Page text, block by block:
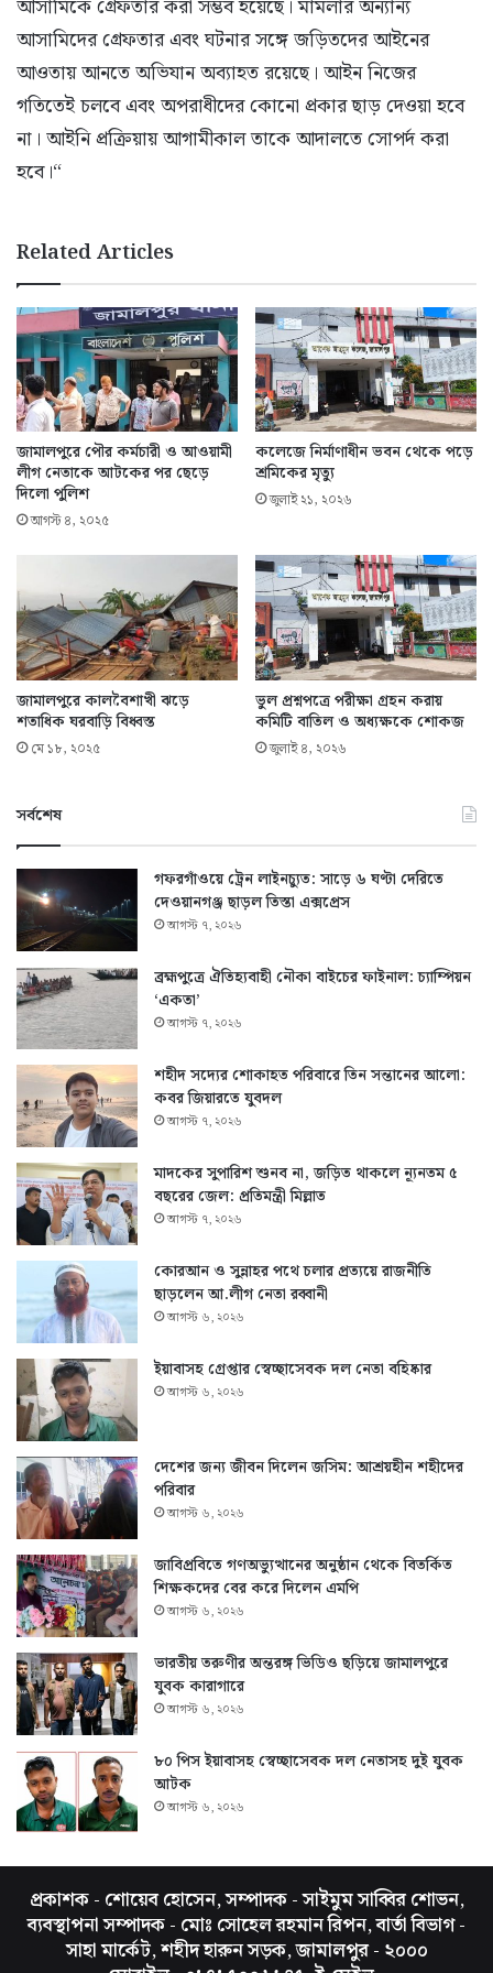
আসামিকে গ্রেফতার করা সম্ভব হয়েছে। মামলার অন্যান্য
আসামিদের গ্রেফতার এবং ঘটনার সঙ্গে জড়িতদের আইনের
আওতায় আনতে অভিযান অব্যাহত রয়েছে। আইন নিজের
গতিতেই চলবে এবং অপরাধীদের কোনো প্রকার ছাড় দেওয়া হবে
না। আইনি প্রক্রিয়ায় আগামীকাল তাকে আদালতে সোপর্দ করা
হবে।“
Related Articles
জামালপুরে পৌর কর্মচারী ও আওয়ামী
লীগ নেতাকে আটকের পর ছেড়ে
দিলো পুলিশ
আগস্ট ৪, ২০২৫
কলেজে নির্মাণাধীন ভবন থেকে পড়ে
শ্রমিকের মৃত্যু
জুলাই ২১, ২০২৬
জামালপুরে কালবৈশাখী ঝড়ে
শতাধিক ঘরবাড়ি বিধ্বস্ত
মে ১৮, ২০২৫
ভুল প্রশ্নপত্রে পরীক্ষা গ্রহন করায়
কমিটি বাতিল ও অধ্যক্ষকে শোকজ
জুলাই ৪, ২০২৬
সর্বশেষ
গফরগাঁওয়ে ট্রেন লাইনচ্যুত: সাড়ে ৬ ঘণ্টা দেরিতে
দেওয়ানগঞ্জ ছাড়ল তিস্তা এক্সপ্রেস
আগস্ট ৭, ২০২৬
ব্রহ্মপুত্রে ঐতিহ্যবাহী নৌকা বাইচের ফাইনাল: চ্যাম্পিয়ন
‘একতা’
আগস্ট ৭, ২০২৬
শহীদ সদ্যের শোকাহত পরিবারে তিন সন্তানের আলো:
কবর জিয়ারতে যুবদল
আগস্ট ৭, ২০২৬
মাদকের সুপারিশ শুনব না, জড়িত থাকলে ন্যূনতম ৫
বছরের জেল: প্রতিমন্ত্রী মিল্লাত
আগস্ট ৭, ২০২৬
কোরআন ও সুন্নাহর পথে চলার প্রত্যয়ে রাজনীতি
ছাড়লেন আ.লীগ নেতা রব্বানী
আগস্ট ৬, ২০২৬
ইয়াবাসহ গ্রেপ্তার স্বেচ্ছাসেবক দল নেতা বহিষ্কার
আগস্ট ৬, ২০২৬
দেশের জন্য জীবন দিলেন জসিম: আশ্রয়হীন শহীদের
পরিবার
আগস্ট ৬, ২০২৬
জাবিপ্রবিতে গণঅভ্যুত্থানের অনুষ্ঠান থেকে বিতর্কিত
শিক্ষকদের বের করে দিলেন এমপি
আগস্ট ৬, ২০২৬
ভারতীয় তরুণীর অন্তরঙ্গ ভিডিও ছড়িয়ে জামালপুরে
যুবক কারাগারে
আগস্ট ৬, ২০২৬
৮০ পিস ইয়াবাসহ স্বেচ্ছাসেবক দল নেতাসহ দুই যুবক
আটক
আগস্ট ৬, ২০২৬
প্রকাশক - শোয়েব হোসেন, সম্পাদক - সাইমুম সাব্বির শোভন,
ব্যবস্থাপনা সম্পাদক - মোঃ সোহেল রহমান রিপন, বার্তা বিভাগ -
সাহা মার্কেট, শহীদ হারুন সড়ক, জামালপুর - ২০০০